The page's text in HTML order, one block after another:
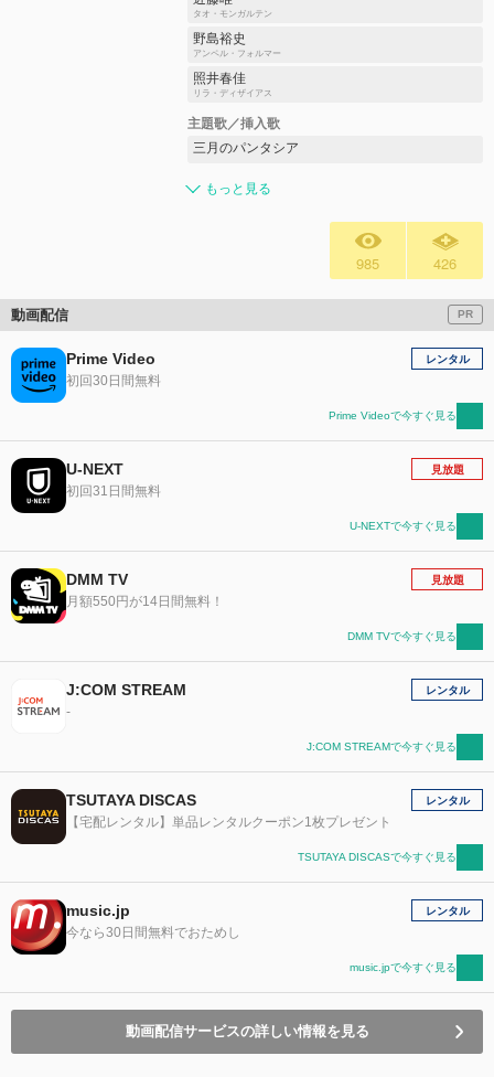
タオ・モンガルテン
野島裕史
アンペル・フォルマー
照井春佳
リラ・ディザイアス
主題歌／挿入歌
三月のパンタシア
もっと見る
985 426
動画配信 PR
Prime Video
初回30日間無料
レンタル
Prime Videoで今すぐ見る
U-NEXT
初回31日間無料
見放題
U-NEXTで今すぐ見る
DMM TV
月額550円が14日間無料！
見放題
DMM TVで今すぐ見る
J:COM STREAM
-
レンタル
J:COM STREAMで今すぐ見る
TSUTAYA DISCAS
【宅配レンタル】単品レンタルクーポン1枚プレゼント
レンタル
TSUTAYA DISCASで今すぐ見る
music.jp
今なら30日間無料でおためし
レンタル
music.jpで今すぐ見る
動画配信サービスの詳しい情報を見る